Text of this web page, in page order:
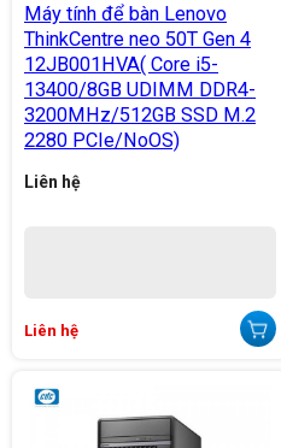
Máy tính để bàn Lenovo
ThinkCentre neo 50T Gen 4
12JB001HVA( Core i5-
13400/8GB UDIMM DDR4-
3200MHz/512GB SSD M.2
2280 PCIe/NoOS)
Liên hệ
Liên hệ